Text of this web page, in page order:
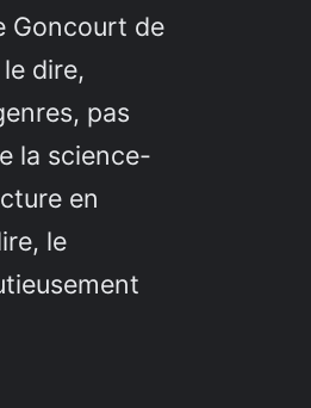
Goncourt de
dire,
pas
la science-
en
le